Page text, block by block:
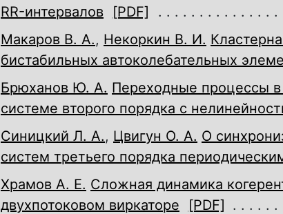
RR-интервалов
[PDF]
Макаров В. А., Некоркин В. И.
бистабильных автоколебательных
Брюханов Ю. А. Переходные процессы
системе второго порядка с
Синицкий Л. А., Цвигун О. А. О
систем третьего порядка
Храмов А. Е. Сложная динамика
двухпотоковом виркаторе
[PDF]